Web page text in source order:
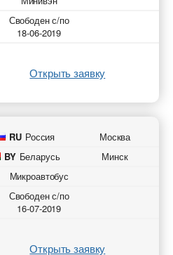
Свободен с/по
18-06-2019
Открыть заявку
RU Россия Москва
BY Беларусь Минск
Микроавтобус
Свободен с/по
16-07-2019
Открыть заявку